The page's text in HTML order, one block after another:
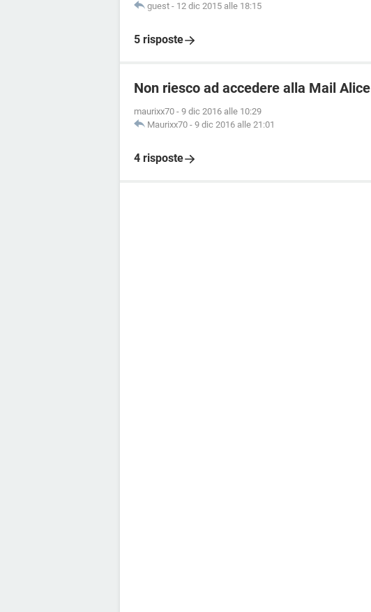
guest - 12 dic 2015 alle 18:15
5 risposte
Non riesco ad accedere alla Mail Alice
maurixx70 - 9 dic 2016 alle 10:29
Maurixx70 - 9 dic 2016 alle 21:01
4 risposte